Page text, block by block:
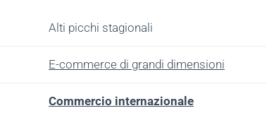
Alti picchi stagionali
E-commerce di grandi dimensioni
Commercio internazionale